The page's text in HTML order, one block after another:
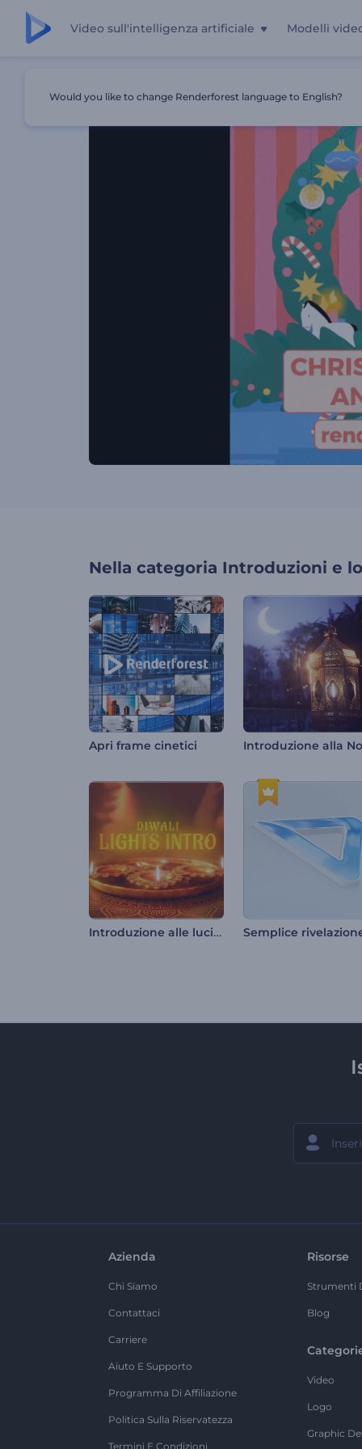
Video sull'intelligenza artificiale Modelli
Nella categoria Introduzioni e
Apri frame cinetici
Introduzione alle luci di Diwali
Azienda
Chi Siamo
Contattaci
Carriere
Aiuto E Supporto
Programma Di Affiliazione
Politica Sulla Riservatezza
Termini E Condizioni
Risorse
Strumenti
Blog
Video
Logo
Graphic
Would you like to change Renderforest language to English?